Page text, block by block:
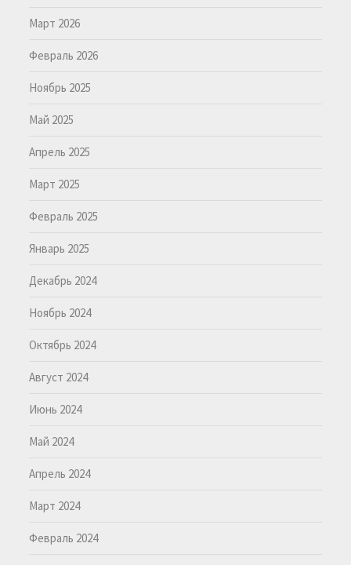
Март 2026
Февраль 2026
Ноябрь 2025
Май 2025
Апрель 2025
Март 2025
Февраль 2025
Январь 2025
Декабрь 2024
Ноябрь 2024
Октябрь 2024
Август 2024
Июнь 2024
Май 2024
Апрель 2024
Март 2024
Февраль 2024